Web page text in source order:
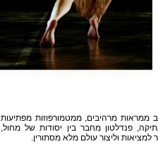
ממראות מרהיבים, ממטמורפוזות מפתיעות
פנדלטון מחבר בין יסודות של מחול,
וליצור עולם מלא מסתורין.